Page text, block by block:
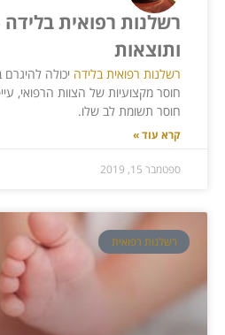
רשלנות רפואית בלידה
ותוצאות
רשלנות רפואית בלידה יכולה
חוסר מקצועיות של הצוות הרפואי,
חוסר תשומת לב שלו.
קרא עוד »
ספטמבר 15, 2019
רשלנות רפואית